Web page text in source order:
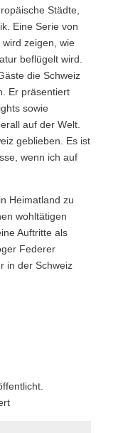
Städte,
Eine Serie von
zeigen, wie
beflügelt wird.
die Schweiz
Er präsentiert
sowie
auf der Welt.
geblieben. Es ist
wenn ich auf
Heimatland zu
wohltätigen
Auftritte als
Federer
in der Schweiz